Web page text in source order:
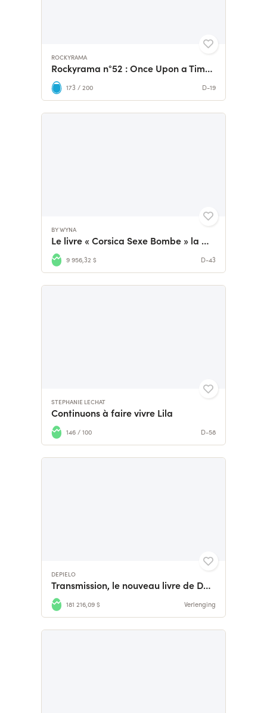
ROCKYRAMA
Rockyrama n°52 : Once Upon a Time in... Hollywood
173 / 200 D-19
BY WYNA
Le livre « Corsica Sexe Bombe » la Dark Romance
9 956,32 $ D-43
STEPHANIE LECHAT
Continuons à faire vivre Lila
146 / 100 D-58
DEPIELO
Transmission, le nouveau livre de Depielo
181 216,09 $ Verlenging